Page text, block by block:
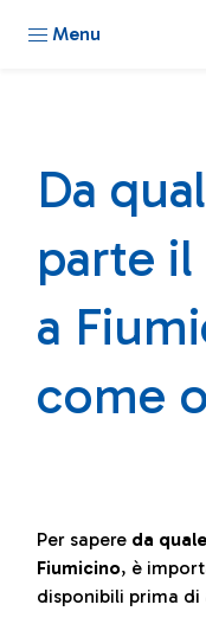
Menu
Da
parte
a
come
Per sapere da
Fiumicino, è
disponibili prima